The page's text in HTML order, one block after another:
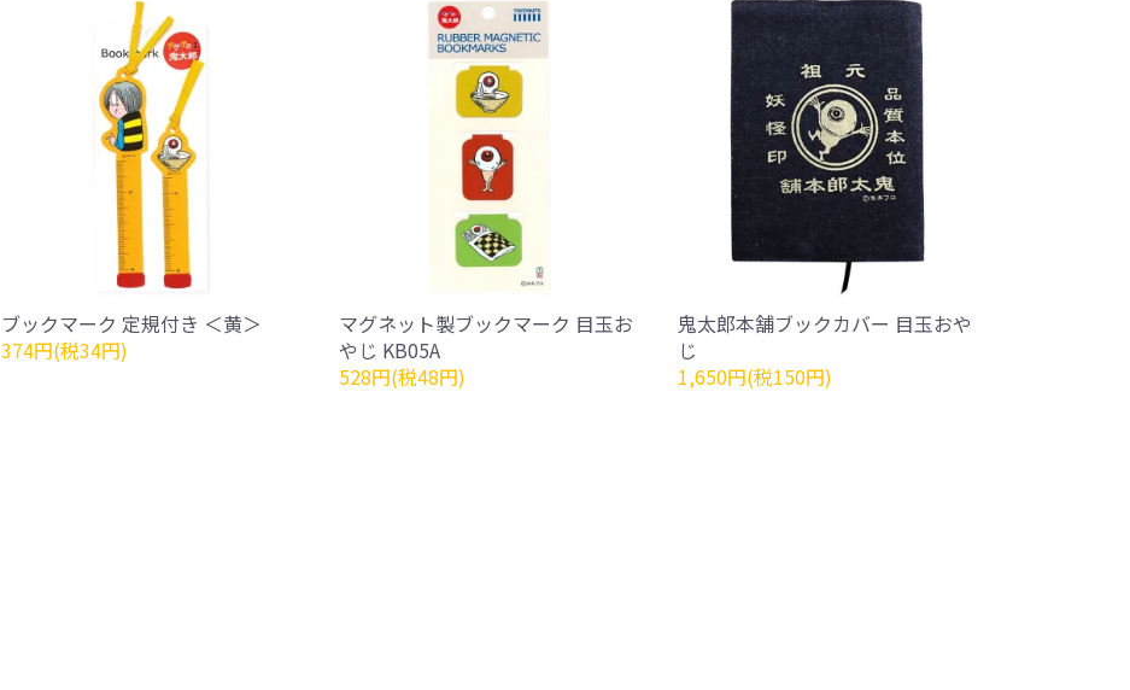
ブックマーク 定規付き ＜黄＞
374円(税34円)
マグネット製ブックマーク 目玉お
やじ KB05A
528円(税48円)
鬼太郎本舗ブックカバー 目玉おや
じ
1,650円(税150円)